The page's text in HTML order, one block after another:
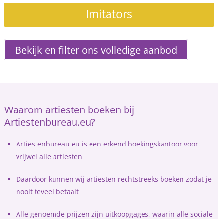
Imitators
Bekijk en filter ons volledige aanbod
Waarom artiesten boeken bij
Artiestenbureau.eu?
Artiestenbureau.eu is een erkend boekingskantoor voor
vrijwel alle artiesten
Daardoor kunnen wij artiesten rechtstreeks boeken zodat je
nooit teveel betaalt
Alle genoemde prijzen zijn uitkoopgages, waarin alle sociale